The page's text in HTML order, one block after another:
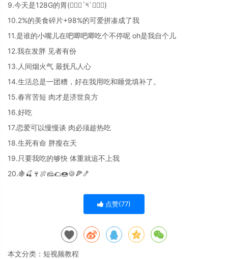
9.今天是128G的胃(๑⃙⃘´༥`๑⃙⃘)
10.2%的美食碎片+98%的可爱拼凑成了我
11.是谁的小嘴儿在吧唧吧唧吃个不停呢 oh是我自个儿
12.我在发胖 见者有份
13.人间烟火气 最抚凡人心
14.生活总是一团糟，好在我用吃和睡觉填补了。
15.春宵苦短 肉才是济世良方
16.好吃
17.恋爱可以慢慢谈 肉必须趁热吃
18.生死有命 胖瘦在天
19.只要我吃的够快 体重就追不上我
20.🍇🍒🍷🍖🧀🌮🍩🍪🍕🍤
点赞(77)
本文分类： 短视频教程